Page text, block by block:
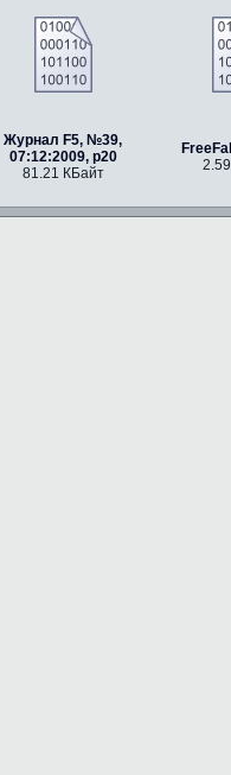
Журнал F5, №39,
07:12:2009, p20
81.21 КБайт